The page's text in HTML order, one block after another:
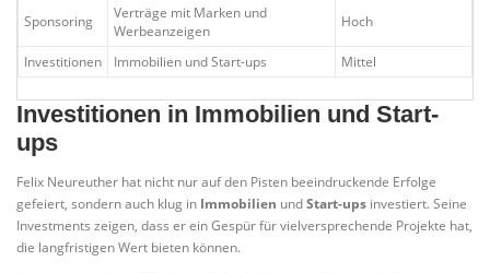
Sponsoring
Verträge mit Marken und
Werbeanzeigen
Hoch
Investitionen Immobilien und Start-ups Mittel
Investitionen in Immobilien und Start-
ups
Felix Neureuther hat nicht nur auf den Pisten beeindruckende Erfolge
gefeiert, sondern auch klug in Immobilien undStart-ups investiert. Seine
Investments zeigen, dass er ein Gespür für vielversprechende Projekte hat,
die langfristigen Wert bieten können.